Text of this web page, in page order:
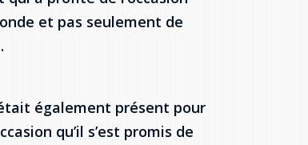
et pas seulement de
également présent pour
qu’il s’est promis de